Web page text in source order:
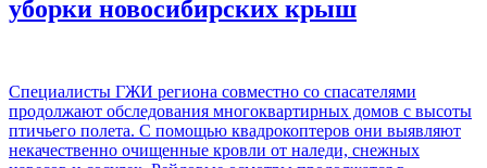
уборки новосибирских крыш
Специалисты ГЖИ региона совместно со спасателями
продолжают обследования многоквартирных домов с высоты
птичьего полета. С помощью квадрокоптеров они выявляют
некачественно очищенные кровли от наледи, снежных